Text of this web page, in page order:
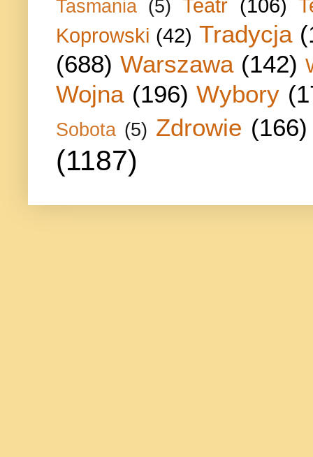
Tasmania (5) Teatr (106)
Koprowski (42) Tradycja
(688) Warszawa (142)
Wojna (196) Wybory
Sobota (5) Zdrowie (166)
(1187)